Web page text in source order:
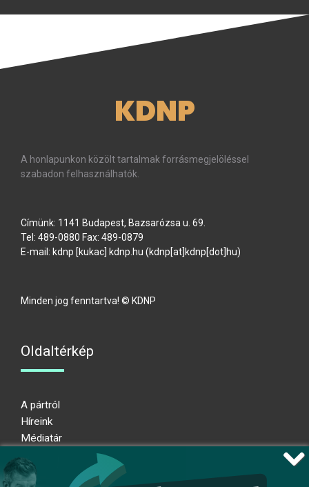
KDNP
A honlapunkon közölt tartalmak forrásmegjelöléssel
szabadon felhasználhatók.
Címünk: 1141 Budapest, Bazsarózsa u. 69.
Tel: 489-0880 Fax: 489-0879
E-mail: kdnp [kukac] kdnp hu (kdnp[at]kdnp[dot]hu)
Minden jog fenntartva! © KDNP
Oldaltérkép
A pártról
Híreink
Médiatár
Adatkezelési nyilatkozat